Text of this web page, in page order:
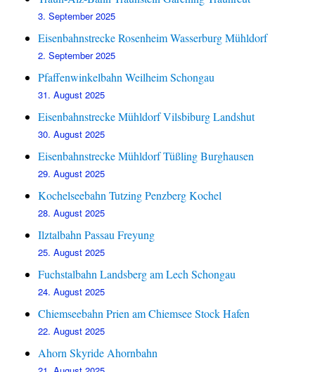
3. September 2025
Eisenbahnstrecke Rosenheim Wasserburg Mühldorf
2. September 2025
Pfaffenwinkelbahn Weilheim Schongau
31. August 2025
Eisenbahnstrecke Mühldorf Vilsbiburg Landshut
30. August 2025
Eisenbahnstrecke Mühldorf Tüßling Burghausen
29. August 2025
Kochelseebahn Tutzing Penzberg Kochel
28. August 2025
Ilztalbahn Passau Freyung
25. August 2025
Fuchstalbahn Landsberg am Lech Schongau
24. August 2025
Chiemseebahn Prien am Chiemsee Stock Hafen
22. August 2025
Ahorn Skyride Ahornbahn